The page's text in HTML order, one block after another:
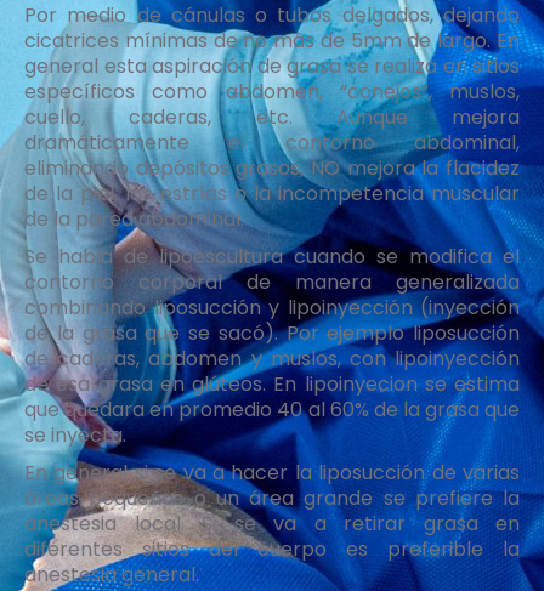
Por medio de cánulas o tubos delgados, dejando
cicatrices mínimas de no más de 5mm de largo. En
general esta aspiración de grasa se realiza en sitios
específicos como abdomen, “conejos”, muslos,
cuello, caderas, etc. Aunque mejora
dramáticamente el contorno abdominal,
eliminando depósitos grasos, NO mejora la flacidez
de la piel, las estrías o la incompetencia muscular
de la pared abdominal.
Se habla de lipoescultura cuando se modifica el
contorno corporal de manera generalizada
combinando liposucción y lipoinyección (inyección
de la grasa que se sacó). Por ejemplo liposucción
de caderas, abdomen y muslos, con lipoinyección
de esa grasa en glúteos. En lipoinyecion se estima
que quedara en promedio 40 al 60% de la grasa que
se inyecta.
En general si se va a hacer la liposucción de varias
áreas pequeñas o un área grande se prefiere la
anestesia local. Si se va a retirar grasa en
diferentes sitios del cuerpo es preferible la
anestesia general.